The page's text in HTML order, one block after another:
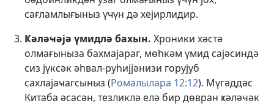
сағламлығыныз үчүн дә хејирлидир.
Ҝәләҹәјә үмидлә бахын. Хроники хәстә
олмағыныза бахмајараг, мөһкәм үмид сајәсиндә
сиз јүксәк әһвал-руһијјәнизи горујуб
сахлајаҹагсыныз (Ромалылара 12:12). Мүгәддәс
Китаба әсасән, тезликлә елә бир дөвран ҝәләҹәк